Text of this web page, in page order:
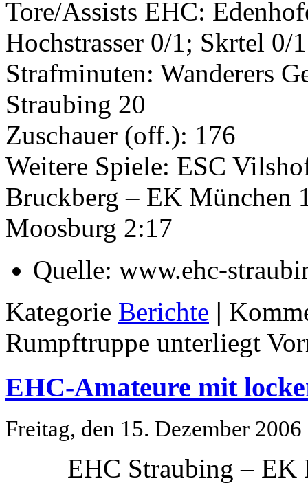
Tore/Assists EHC:
Hochstrasser 0/1; Skrtel 0/1
Strafminuten: Wanderers
Straubing 20
Zuschauer (off.): 176
Weitere Spiele: ESC
Bruckberg – EK München
Moosburg 2:17
Quelle: www.ehc-
Kategorie Berichte |
Rumpftruppe unterliegt
EHC-Amateure mit
Freitag, den 15. Dezember 2006
EHC Straubing –